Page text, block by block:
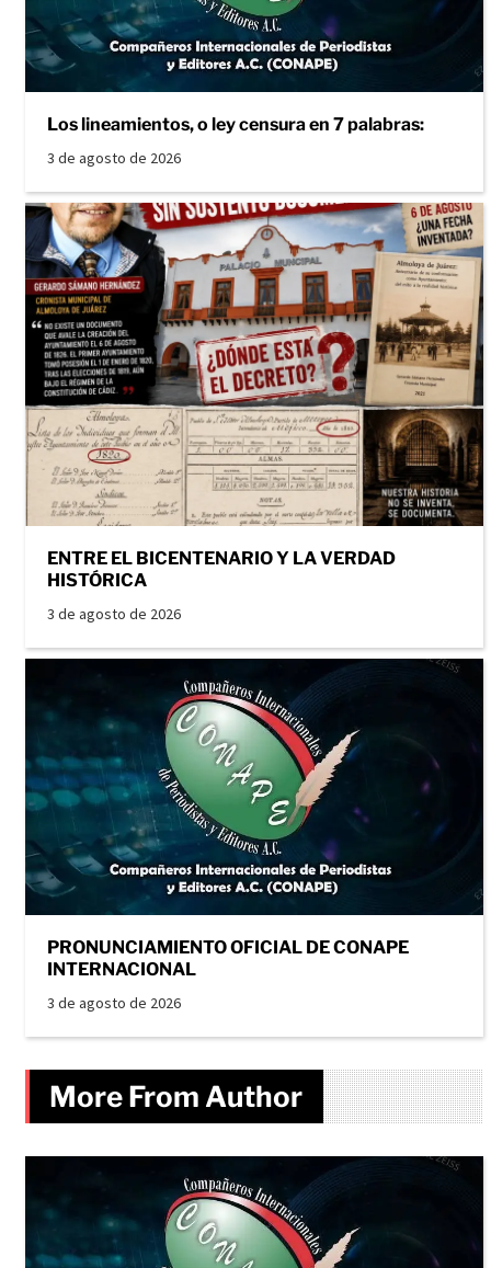
Los lineamientos, o ley censura en 7 palabras:
3 de agosto de 2026
ENTRE EL BICENTENARIO Y LA VERDAD
HISTÓRICA
3 de agosto de 2026
PRONUNCIAMIENTO OFICIAL DE CONAPE
INTERNACIONAL
3 de agosto de 2026
More From Author